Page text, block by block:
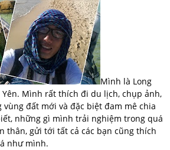
Mình là Long
Mình rất thích đi du lịch, chụp ảnh,
đất mới và đặc biệt đam mê chia
những gì mình trải nghiệm trong quá
thân, gửi tới tất cả các bạn cũng thích
như mình.